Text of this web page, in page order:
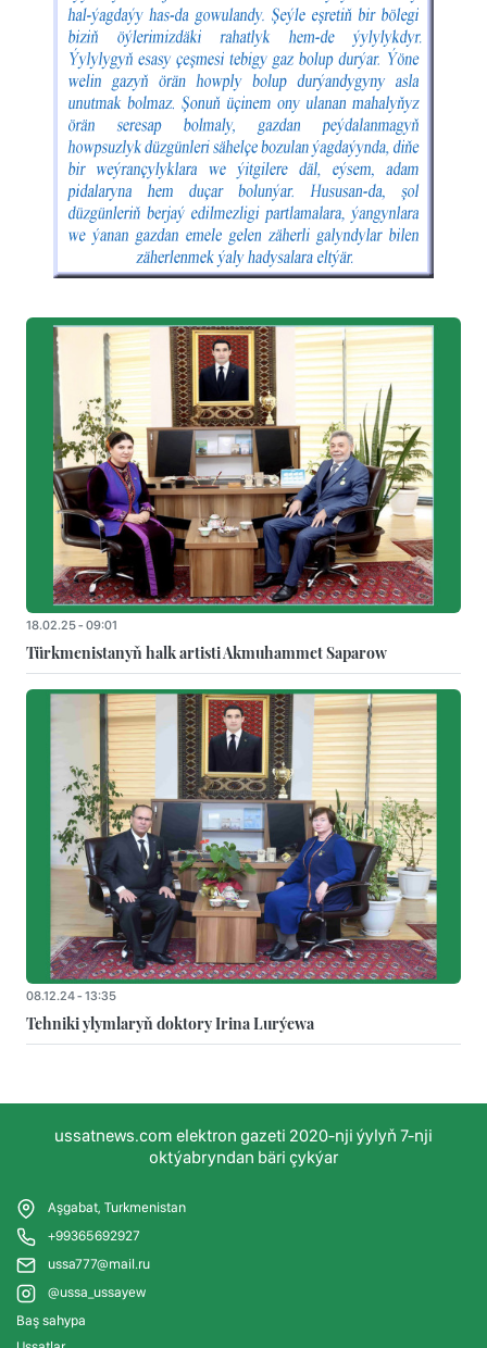
18.02.25 - 09:01
Türkmenistanyň halk artisti Akmuhammet Saparow
08.12.24 - 13:35
Tehniki ylymlaryň doktory Irina Lurýewa
ussatnews.com elektron gazeti 2020-nji ýylyň 7-nji
oktýabryndan bäri çykýar
Aşgabat, Turkmenistan
+99365692927
ussa777@mail.ru
@ussa_ussayew
Baş sahypa